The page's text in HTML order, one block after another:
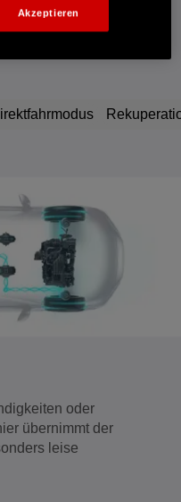
genau?
oder
übernimmt der
leise
Akzeptieren